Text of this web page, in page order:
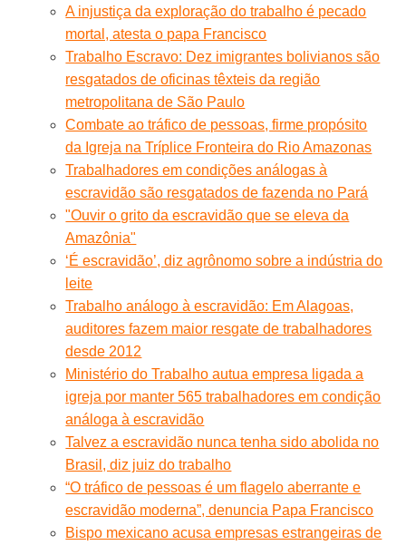
A injustiça da exploração do trabalho é pecado
mortal, atesta o papa Francisco
Trabalho Escravo: Dez imigrantes bolivianos são
resgatados de oficinas têxteis da região
metropolitana de São Paulo
Combate ao tráfico de pessoas, firme propósito
da Igreja na Tríplice Fronteira do Rio Amazonas
Trabalhadores em condições análogas à
escravidão são resgatados de fazenda no Pará
"Ouvir o grito da escravidão que se eleva da
Amazônia"
‘É escravidão’, diz agrônomo sobre a indústria do
leite
Trabalho análogo à escravidão: Em Alagoas,
auditores fazem maior resgate de trabalhadores
desde 2012
Ministério do Trabalho autua empresa ligada a
igreja por manter 565 trabalhadores em condição
análoga à escravidão
Talvez a escravidão nunca tenha sido abolida no
Brasil, diz juiz do trabalho
“O tráfico de pessoas é um flagelo aberrante e
escravidão moderna”, denuncia Papa Francisco
Bispo mexicano acusa empresas estrangeiras de